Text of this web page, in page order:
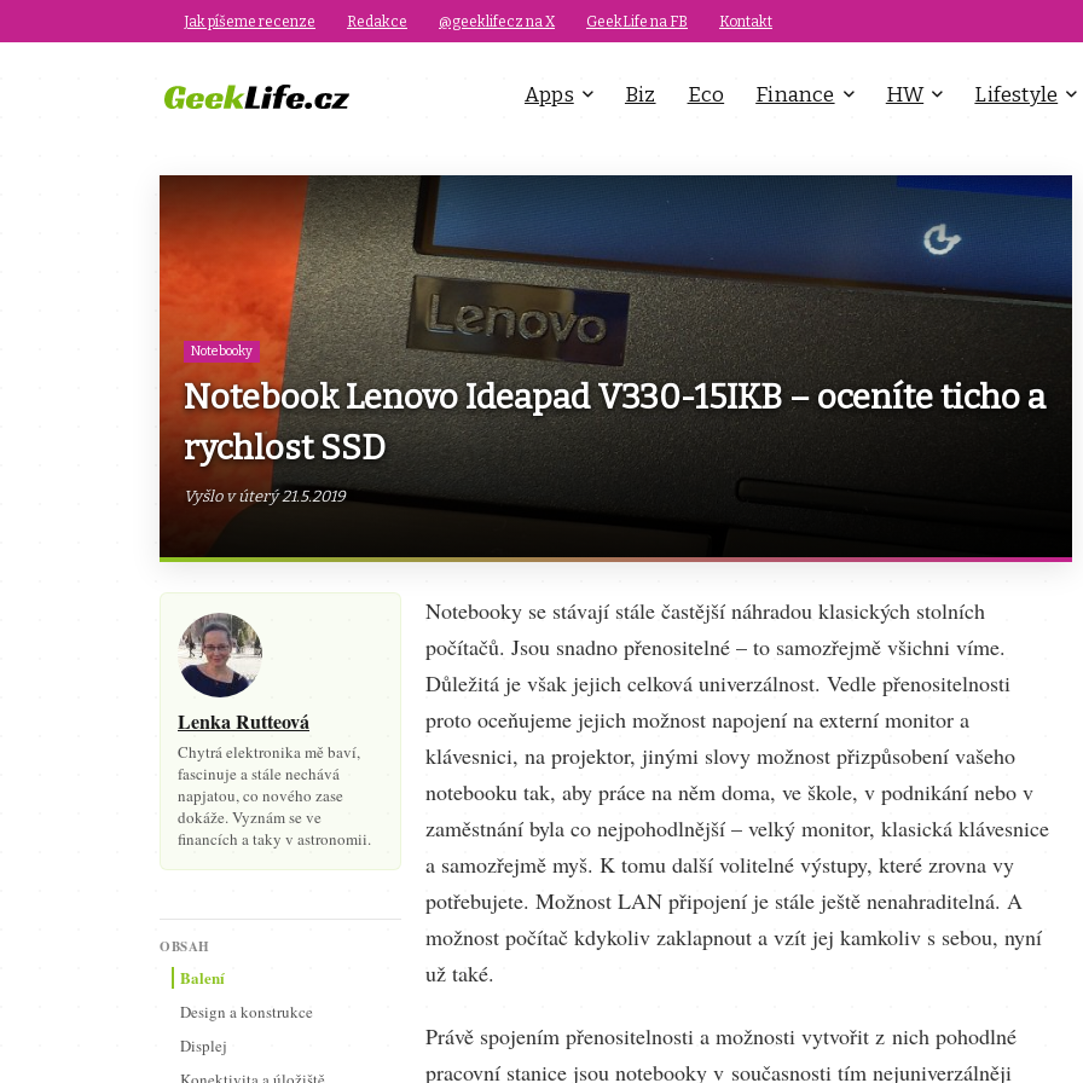
Jak píšeme recenze Redakce @geeklifecz na X GeekLife na FB Kontakt
Apps Biz Eco Finance HW Lifestyle
Notebooky
Notebook Lenovo Ideapad V330-15IKB – oceníte ticho a
rychlost SSD
Vyšlo v úterý 21.5.2019
Lenka Rutteová
Chytrá elektronika mě baví,
fascinuje a stále nechává
napjatou, co nového zase
dokáže. Vyznám se ve
financích a taky v astronomii.
OBSAH
Balení
Design a konstrukce
Displej
Notebooky se stávají stále častější náhradou klasických stolních
počítačů. Jsou snadno přenositelné – to samozřejmě všichni víme.
Důležitá je však jejich celková univerzálnost. Vedle přenositelnosti
proto oceňujeme jejich možnost napojení na externí monitor a
klávesnici, na projektor, jinými slovy možnost přizpůsobení vašeho
notebooku tak, aby práce na něm doma, ve škole, v podnikání nebo v
zaměstnání byla co nejpohodlnější – velký monitor, klasická klávesnice
a samozřejmě myš. K tomu další volitelné výstupy, které zrovna vy
potřebujete. Možnost LAN připojení je stále ještě nenahraditelná. A
možnost počítač kdykoliv zaklapnout a vzít jej kamkoliv s sebou, nyní
už také.
Právě spojením přenositelnosti a možnosti vytvořit z nich pohodlné
pracovní stanice jsou notebooky v současnosti tím nejuniverzálněji